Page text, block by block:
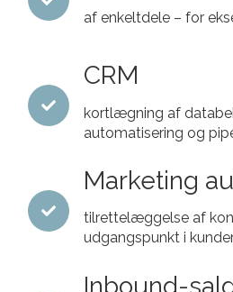
af enkeltdele – for
CRM
kortlægning af
automatisering og
Marketing
tilrettelæggelse af
udgangspunkt i
Inbound-